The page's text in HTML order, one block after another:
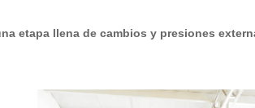
etapa llena de cambios y presiones